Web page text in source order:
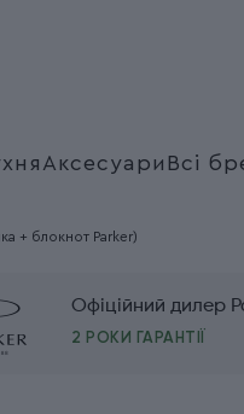
Аксесуари Всі
+ блокнот Parker)
Офіційний дилер
2 РОКИ ГАРАНТІЇ